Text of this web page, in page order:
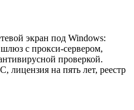
экран под Windows:
с прокси-сервером,
проверкой.
лицензия на пять лет, реестр